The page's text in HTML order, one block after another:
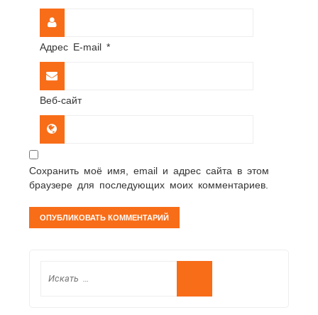
Адрес E-mail *
Веб-сайт
Сохранить моё имя, email и адрес сайта в этом
браузере для последующих моих комментариев.